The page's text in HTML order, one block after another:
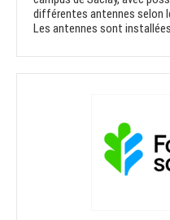
différentes antennes selon
Les antennes sont